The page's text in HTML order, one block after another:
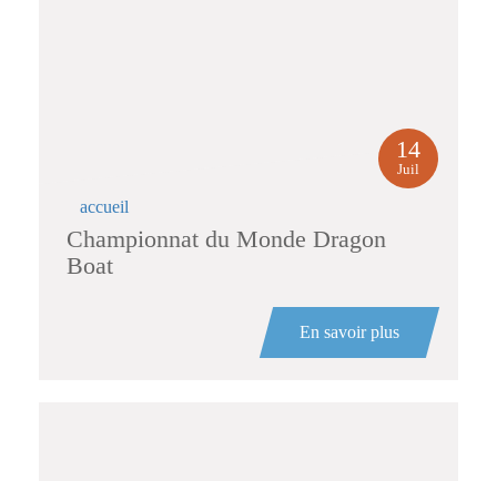
accueil
Championnat du Monde Dragon
Boat
14
Juil
En savoir plus